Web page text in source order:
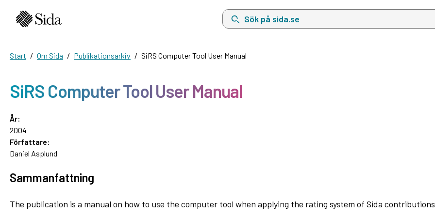
Sök på sida.se, sökförslag kommer att visas i en lista under
Start Om Sida Publikationsarkiv SiRS Computer Tool User Manual
SiRS Computer Tool User Manual
År:
2004
Författare:
Daniel Asplund
Sammanfattning
The publication is a manual on how to use the computer tool when applying the rating system of Sida